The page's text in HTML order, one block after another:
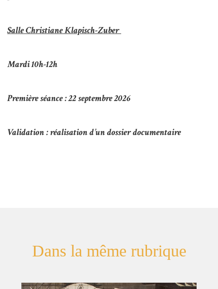
SalleChristiane Klapisch-Zuber
Mardi10h-12h
Première séance : 22 septembre 2026
Validation :réalisation d’un dossier documentaire
Dans la même rubrique